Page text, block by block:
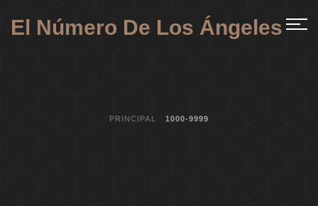
El Número De Los Ángeles
PRINCIPAL 1000-9999